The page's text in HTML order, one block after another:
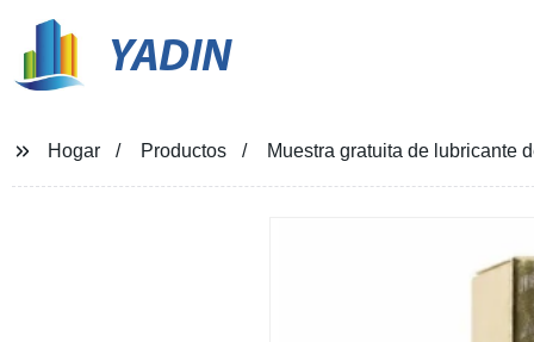
YADIN
Hogar Productos Muestra gratuita de lubricante